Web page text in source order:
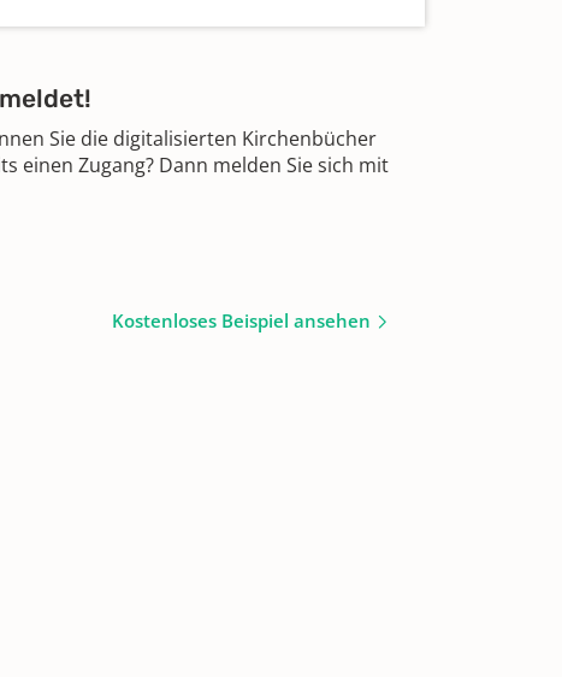
Sie die digitalisierten Kirchenbücher
einen Zugang? Dann melden Sie sich mit
Kostenloses Beispiel ansehen